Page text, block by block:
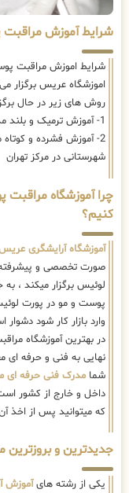
شرایط آموزش
شرایط اموزش مراقبت
اموزشگاه عریس برگزار
روش های زیر در حال
1- آموزش ترمیک و بلند مدت مراقبت پوست و مو در پورت لوئیس
2- آموزش فشرده و
شهرستانی در مرکز تهران
چرا آموزشگاه
کنیم؟
آموزشگاه آرایشگری
صورت تخصصی و پیشرفته
لوئیس برگزار میکند ،
پوست و مو در پورت
وارد بازار کار شود
در بهترین آموزشگاه
نهایی به فنی و حرفه ای
شما مدرک فنی حرفه ای
داخل و خارج از کشور
که میتوانید پس از اخذ
جدیدترین و
یکی از رشته هایآموزش